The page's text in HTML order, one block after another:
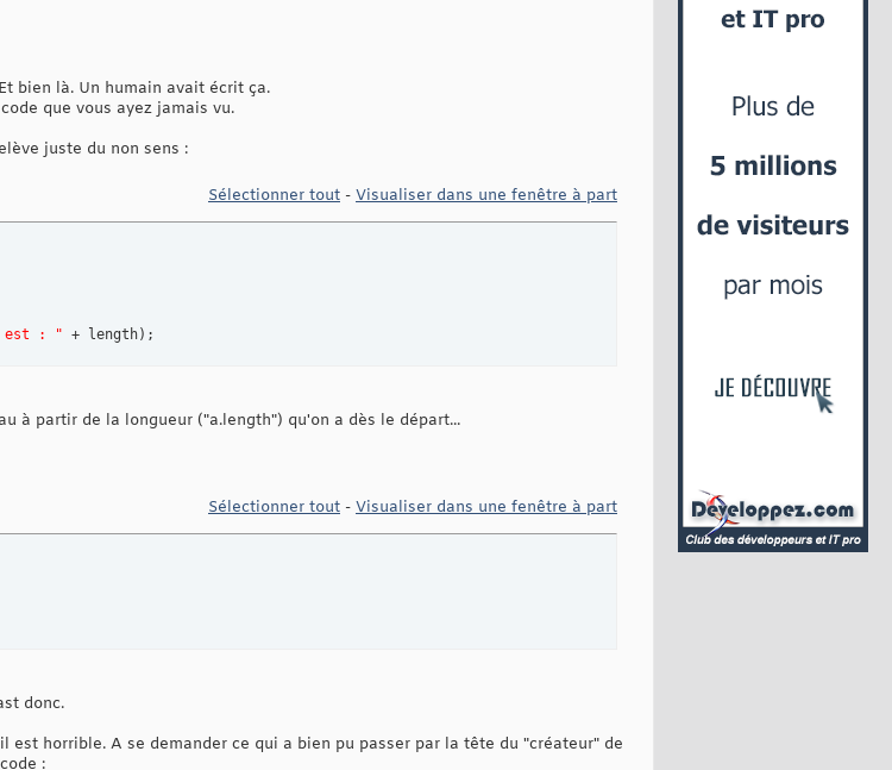
bien là. Un humain avait écrit ça.
que vous ayez jamais vu.
juste du non sens :
Sélectionner tout - Visualiser dans une fenêtre à part
est : " + length) ;
à partir de la longueur ("a.length") qu'on a dès le départ...
Sélectionner tout - Visualiser dans une fenêtre à part
donc.
horrible. A se demander ce qui a bien pu passer par la tête du "créateur" de
: